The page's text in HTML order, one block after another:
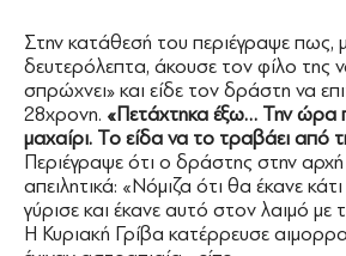
Στην κατάθεσή του περιέγραψε πως,
δευτερόλεπτα, άκουσε τον φίλο της
σπρώχνει» και είδε τον δράστη να
28χρονη. «Πετάχτηκα έξω… Την ώρα
μαχαίρι. Το είδα να το τραβάει από
Περιέγραψε ότι ο δράστης στην
απειλητικά: «Νόμιζα ότι θα έκανε
γύρισε και έκανε αυτό στον λαιμό με
Η Κυριακή Γρίβα κατέρρευσε